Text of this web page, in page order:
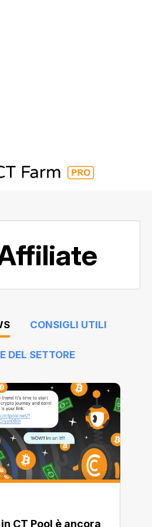
CONSIGLI UTILI
DEL SETTORE
CT Pool è ancora